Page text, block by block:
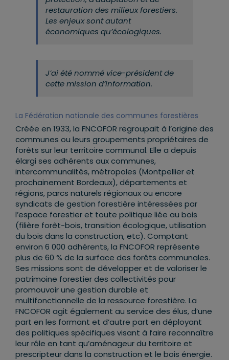
restauration des milieux forestiers.
Les enjeux sont autant
économiques qu’écologiques.
J’ai été nommé vice-président de
cette mission d’information.
La Fédération nationale des communes forestières
Créée en 1933, la FNCOFOR regroupait à l’origine des
communes ou leurs groupements propriétaires de
forêts sur leur territoire communal. Elle a depuis
élargi ses adhérents aux communes,
intercommunalités, métropoles (Montpellier et
prochainement Bordeaux), départements et
régions, parcs naturels régionaux ou encore
syndicats de gestion forestière intéressées par
l’espace forestier et toute politique liée au bois
(filière forêt-bois, transition écologique, utilisation
du bois dans la construction, etc). Comptant
environ 6 000 adhérents, la FNCOFOR représente
plus de 60 % de la surface des forêts communales.
Ses missions sont de développer et de valoriser le
patrimoine forestier des collectivités pour
promouvoir une gestion durable et
multifonctionnelle de la ressource forestière. La
FNCOFOR agit également au service des élus, d’une
part en les formant et d’autre part en déployant
des politiques spécifiques visant à faire reconnaître
leur rôle en tant qu’aménageur du territoire et
prescripteur dans la construction et le bois énergie.